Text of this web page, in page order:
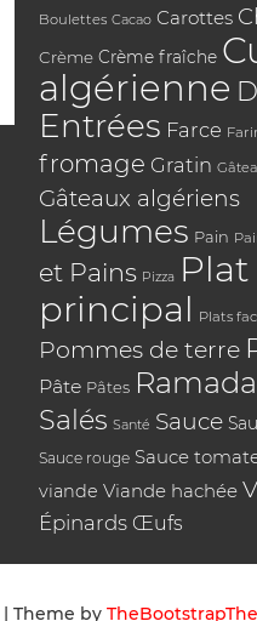
Boulettes Cacao Carottes
Crème Crème fraîche
algérienne
Entrées Farce
fromage Gratin
Gâteaux algériens
Légumes Pain
et Pains Pizza Plat
principal Plats
Pommes de terre
Pâte Pâtes
Salés Santé Sauce
Sauce rouge Sauce
viande Viande hachée
Épinards Œufs
| Theme by